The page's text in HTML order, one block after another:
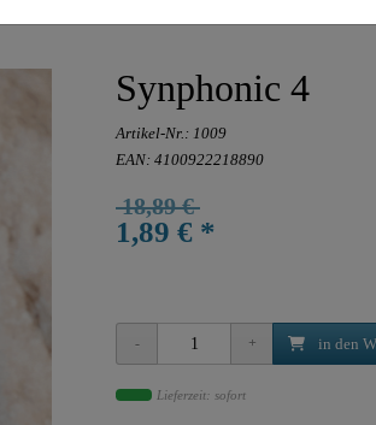
Synphonic 4
Artikel-Nr.: 1009
EAN: 4100922218890
18,89 €
1,89 € *
in den
Lieferzeit: sofort